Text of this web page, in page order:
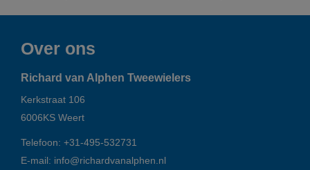
Over ons
Richard van Alphen Tweewielers
Kerkstraat 106
6006KS Weert
Telefoon: +31-495-532731
E-mail: info@richardvanalphen.nl